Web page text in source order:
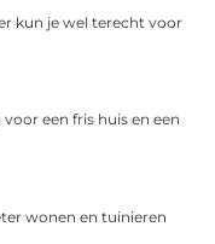
kun je wel terecht voor
een fris huis en een
wonen en tuinieren